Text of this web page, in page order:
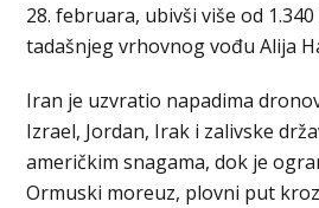
28. februara, ubivši više od
tadašnjeg vrhovnog vođu Alija
Iran je uzvratio napadima
Izrael, Jordan, Irak i zalivske
američkim snagama, dok je
Ormuski moreuz, plovni put